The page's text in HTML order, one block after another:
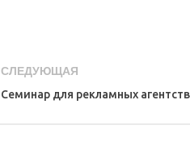
СЛЕДУЮЩАЯ
Семинар для рекламных